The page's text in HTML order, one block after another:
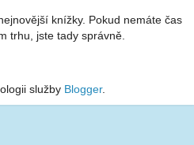
knížky. Pokud nemáte čas
trhu, jste tady správně.
služby Blogger.